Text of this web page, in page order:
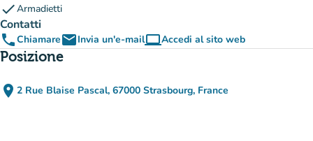
checkArmadietti
Contatti
phoneChiamareemailInvia un'e-mailcomputerAccedi al sito web
(nuova scheda)
Posizione
place 2 Rue Blaise Pascal, 67000 Strasbourg, France
(apri in Google Maps)
(nuova scheda)